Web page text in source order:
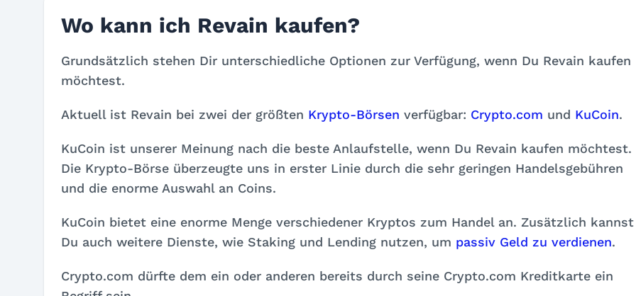
Wo kann ich Revain kaufen?
Grundsätzlich stehen Dir unterschiedliche Optionen zur Verfügung, wenn Du Revain kaufen
möchtest.
Aktuell ist Revain bei zwei der größten Krypto-Börsen verfügbar: Crypto.com und KuCoin.
KuCoin ist unserer Meinung nach die beste Anlaufstelle, wenn Du Revain kaufen möchtest.
Die Krypto-Börse überzeugte uns in erster Linie durch die sehr geringen Handelsgebühren
und die enorme Auswahl an Coins.
KuCoin bietet eine enorme Menge verschiedener Kryptos zum Handel an. Zusätzlich kannst
Du auch weitere Dienste, wie Staking und Lending nutzen, um passiv Geld zu verdienen.
Crypto.com dürfte dem ein oder anderen bereits durch seine Crypto.com Kreditkarte ein